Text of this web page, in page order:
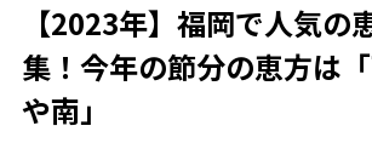
【2023年】福岡で人気の
集！今年の節分の恵方は
や南」